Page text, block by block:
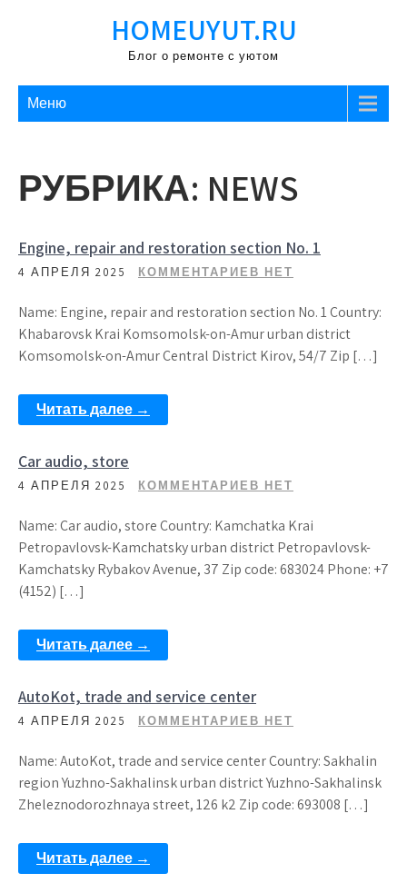
HOMEUYUT.RU
Блог о ремонте с уютом
Меню
РУБРИКА: NEWS
Engine, repair and restoration section No. 1
4 АПРЕЛЯ 2025 КОММЕНТАРИЕВ НЕТ
Name: Engine, repair and restoration section No. 1 Country:
Khabarovsk Krai Komsomolsk-on-Amur urban district
Komsomolsk-on-Amur Central District Kirov, 54/7 Zip […]
Читать далее →
Car audio, store
4 АПРЕЛЯ 2025 КОММЕНТАРИЕВ НЕТ
Name: Car audio, store Country: Kamchatka Krai
Petropavlovsk-Kamchatsky urban district Petropavlovsk-
Kamchatsky Rybakov Avenue, 37 Zip code: 683024 Phone: +7
(4152) […]
Читать далее →
AutoKot, trade and service center
4 АПРЕЛЯ 2025 КОММЕНТАРИЕВ НЕТ
Name: AutoKot, trade and service center Country: Sakhalin
region Yuzhno-Sakhalinsk urban district Yuzhno-Sakhalinsk
Zheleznodorozhnaya street, 126 k2 Zip code: 693008 […]
Читать далее →